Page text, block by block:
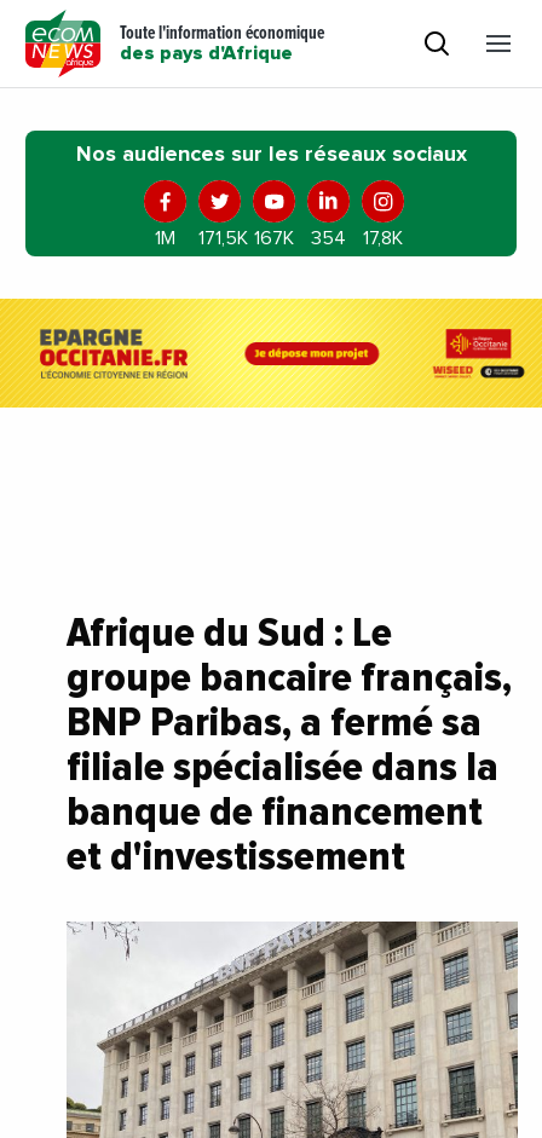
Toute l'information économique
des pays d'Afrique
Nos audiences sur les réseaux sociaux
1M 171,5K 167K 354 17,8K
Afrique du Sud : Le
groupe bancaire français,
BNP Paribas, a fermé sa
filiale spécialisée dans la
banque de financement
et d'investissement